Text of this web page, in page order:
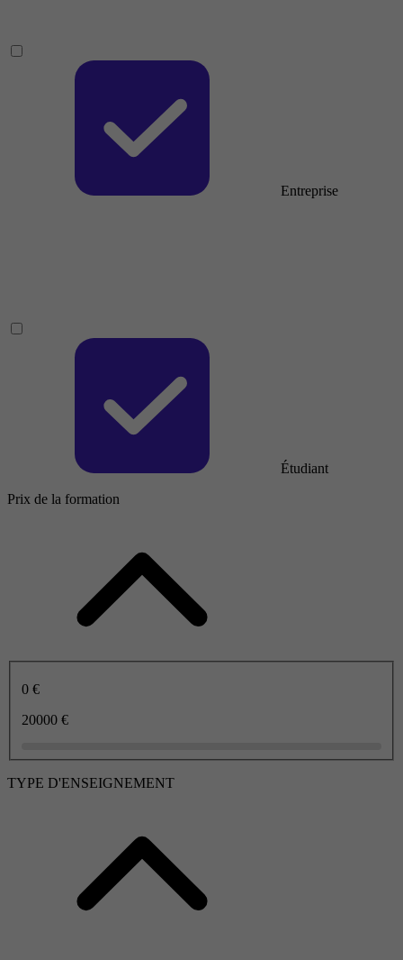
Entreprise
Étudiant
Prix de la formation
0 €
20000 €
TYPE D'ENSEIGNEMENT